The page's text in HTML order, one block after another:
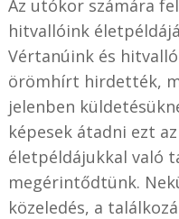
Az utókor számára
hitvallóink
Vértanúink és
örömhírt hirdették,
jelenben
képesek átadni ezt
életpéldájukkal való
megérintődtünk.
közeledés, a